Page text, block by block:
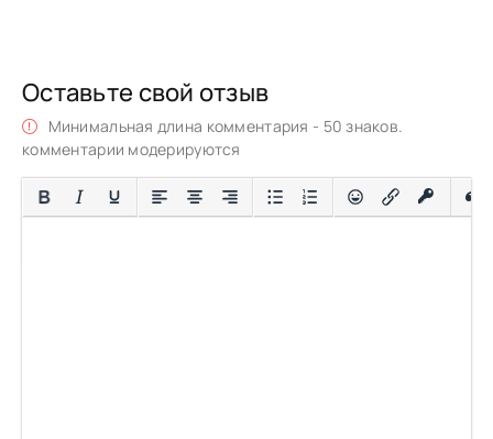
Оставьте свой отзыв
Минимальная длина комментария - 50 знаков.
комментарии модерируются